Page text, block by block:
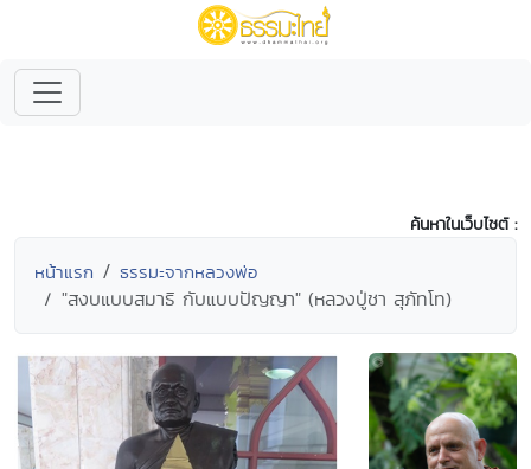
ค้นหาในเว็บไซต์ :
หน้าแรก ธรรมะจากหลวงพ่อ
"สงบแบบสมาธิ กับแบบปัญญา" (หลวงปู่ชา สุภัทโท)